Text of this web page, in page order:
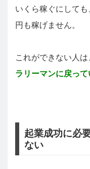
いくら稼ぐにしても
円も稼げません。
これができない人は
ラリーマンに戻って
起業成功に必
ない